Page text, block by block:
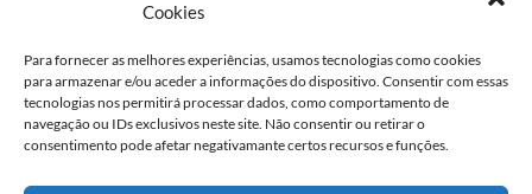
Eu concordo com o armazenamento dos
meus dados de acordo com asPolíticas de
Privacidade
Cookies
Para fornecer as melhores experiências, usamos tecnologias como cookies
para armazenar e/ou aceder a informações do dispositivo. Consentir com essas
tecnologias nos permitirá processar dados, como comportamento de
navegação ou IDs exclusivos neste site. Não consentir ou retirar o
consentimento pode afetar negativamante certos recursos e funções.